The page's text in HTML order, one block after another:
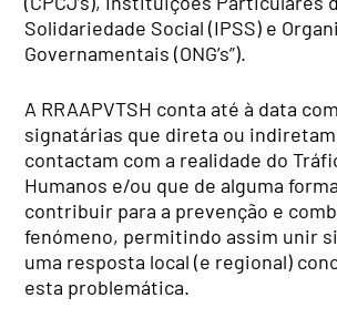
Solidariedade Social (IPSS) e
Governamentais (ONG’s”).
A RRAAPVTSH conta até à data
signatárias que direta ou
contactam com a realidade do
Humanos e/ou que de alguma
contribuir para a prevenção e
fenómeno, permitindo assim unir
uma resposta local (e regional)
esta problemática.